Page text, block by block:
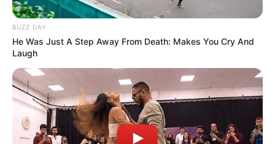
BUZZ DAY
He Was Just A Step Away From Death: Makes You Cry And
Laugh